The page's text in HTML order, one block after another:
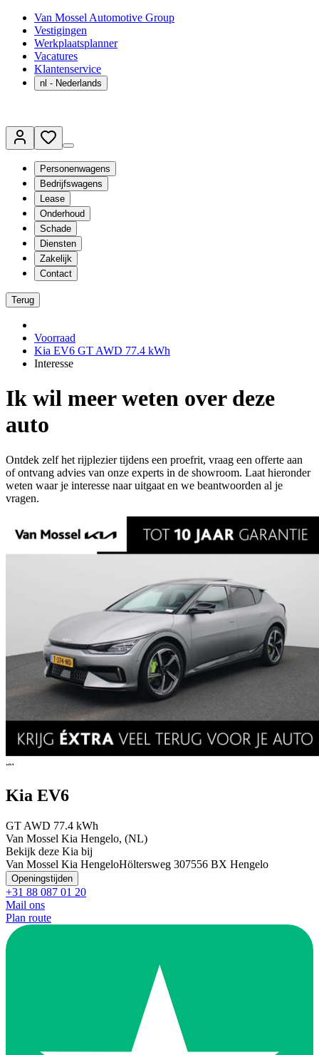
Van Mossel Automotive Group
Vestigingen
Werkplaatsplanner
Vacatures
Klantenservice
nl - Nederlands
Personenwagens
Bedrijfswagens
Lease
Onderhoud
Schade
Diensten
Zakelijk
Contact
Terug
Voorraad
Kia EV6 GT AWD 77.4 kWh
Interesse
Ik wil meer weten over deze
auto
Ontdek zelf het rijplezier tijdens een proefrit, vraag een offerte aan
of ontvang advies van onze experts in de showroom. Laat hieronder
weten waar je interesse naar uitgaat en we beantwoorden al je
vragen.
Kia EV6
GT AWD 77.4 kWh
Van Mossel Kia Hengelo, (NL)
Bekijk deze Kia bij
Van Mossel Kia HengeloHöltersweg 307556 BX Hengelo
Openingstijden
+31 88 087 01 20
Mail ons
Plan route